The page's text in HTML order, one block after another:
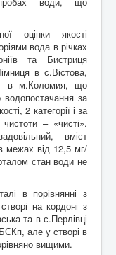
оцінки якості
вода в річках
та Бистриця
в с.Вістова,
в м.Коломия, що
за
2 категорії і за
– «чисті».
вміст
межах від 12,5 мг/
стан води не
в порівнянні з
на кордоні з
та в с.Перлівці
але у створі в
вищими.